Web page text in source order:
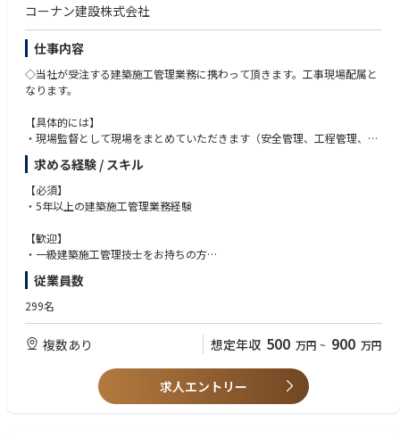
コーナン建設株式会社
仕事内容
◇当社が受注する建築施工管理業務に携わって頂きます。工事現場配属と
なります。
【具体的には】
・現場監督として現場をまとめていただきます（安全管理、工程管理、品
質管理、原価管理）
案件はオフィスビル、商業施設、マンション等が中心です。
・案件金額：１億～２０億円
求める経験 / スキル
【必須】
・5年以上の建築施工管理業務経験
【歓迎】
・一級建築施工管理技士をお持ちの方
・現場代理人のご経験をお持ちの方
従業員数
299名
複数あり 想定年収 500 万円 ~ 900 万円
求人エントリー